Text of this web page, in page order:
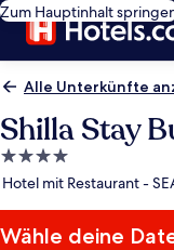
Zum Hauptinhalt
Alle Unterkünfte
Shilla Stay
4.0-
Sterne-
Hotel mit Restaurant -
Wähle deine